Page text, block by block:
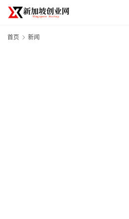
首页 新闻